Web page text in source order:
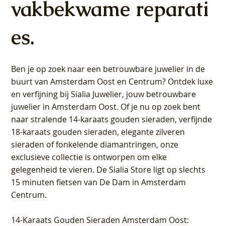
vakbekwame reparati
es.
Ben je op zoek naar een betrouwbare juwelier in de
buurt van Amsterdam Oost en Centrum? Ontdek luxe
en verfijning bij Sialia Juwelier, jouw betrouwbare
juwelier in Amsterdam Oost. Of je nu op zoek bent
naar stralende 14-karaats gouden sieraden, verfijnde
18-karaats gouden sieraden, elegante zilveren
sieraden of fonkelende diamantringen, onze
exclusieve collectie is ontworpen om elke
gelegenheid te vieren. De Sialia Store ligt op slechts
15 minuten fietsen van De Dam in Amsterdam
Centrum.
14-Karaats Gouden Sieraden Amsterdam Oost: